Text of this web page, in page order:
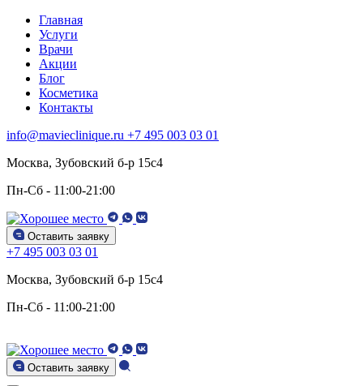
Главная
Услуги
Врачи
Акции
Блог
Косметика
Контакты
info@mavieclinique.ru +7 495 003 03 01
Москва, Зубовский б-р 15c4
Пн-Сб - 11:00-21:00
Оставить заявку
+7 495 003 03 01
Москва, Зубовский б-р 15c4
Пн-Сб - 11:00-21:00
Оставить заявку